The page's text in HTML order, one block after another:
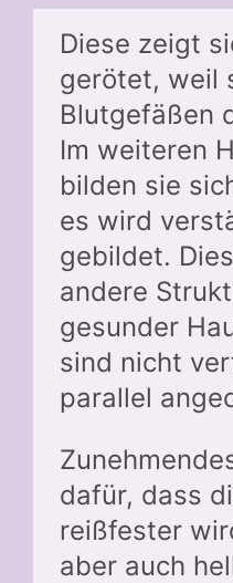
Diese zeigt
gerötet, weil
Blutgefäßen
Im weiteren
bilden sie
es wird
gebildet.
andere
gesunder
sind nicht
parallel
dafür, dass
reißfester
aber auch